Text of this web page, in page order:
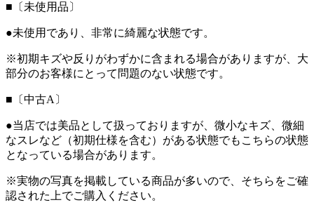
■〔未使用品〕
●未使用であり、非常に綺麗な状態です。
※初期キズや反りがわずかに含まれる場合がありますが、大
部分のお客様にとって問題のない状態です。
■〔中古A〕
●当店では美品として扱っておりますが、微小なキズ、微細
なスレなど（初期仕様を含む）がある状態でもこちらの状態
となっている場合があります。
※実物の写真を掲載している商品が多いので、そちらをご確
認された上でご購入ください。